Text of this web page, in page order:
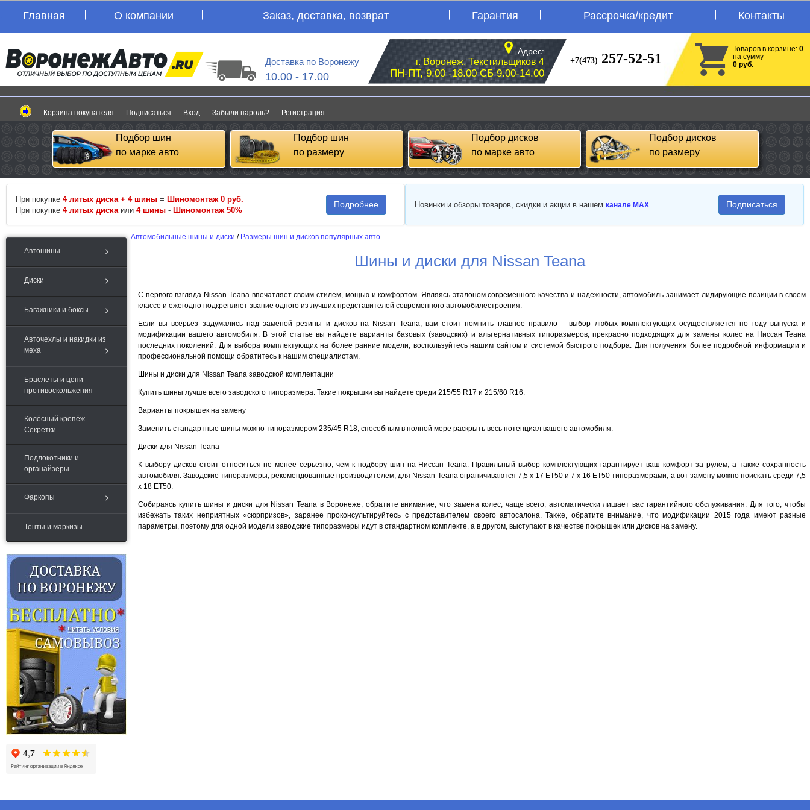
Главная О компании Заказ, доставка, возврат Гарантия Рассрочка/кредит Контакты
Доставка по Воронежу
10.00 - 17.00
Адрес:
г. Воронеж, Текстильщиков 4
ПН-ПТ, 9.00 -18.00 СБ 9.00-14.00
+7(473) 257-52-51
Товаров в корзине: 0
на сумму
0 руб.
Корзина покупателя Подписаться Вход Забыли пароль? Регистрация
Подбор шин
по марке авто
Подбор шин
по размеру
Подбор дисков
по марке авто
Подбор дисков
по размеру
При покупке 4 литых диска + 4 шины = Шиномонтаж 0 руб.
При покупке 4 литых диска или 4 шины - Шиномонтаж 50%
Подробнее Новинки и обзоры товаров, скидки и акции в нашем канале MAX Подписаться
Автошины
Диски
Багажники и боксы
Авточехлы и накидки из
меха
Браслеты и цепи
противоскольжения
Колёсный крепёж.
Секретки
Подлокотники и
органайзеры
Фаркопы
Тенты и маркизы
Автомобильные шины и диски / Размеры шин и дисков популярных авто
Шины и диски для Nissan Teana
С первого взгляда Nissan Teana впечатляет своим стилем, мощью и комфортом. Являясь эталоном современного качества и надежности, автомобиль занимает лидирующие позиции в своем
классе и ежегодно подкрепляет звание одного из лучших представителей современного автомобилестроения.
Если вы всерьез задумались над заменой резины и дисков на Nissan Teana, вам стоит помнить главное правило – выбор любых комплектующих осуществляется по году выпуска и
модификации вашего автомобиля. В этой статье вы найдете варианты базовых (заводских) и альтернативных типоразмеров, прекрасно подходящих для замены колес на Ниссан Теана
последних поколений. Для выбора комплектующих на более ранние модели, воспользуйтесь нашим сайтом и системой быстрого подбора. Для получения более подробной информации и
профессиональной помощи обратитесь к нашим специалистам.
Шины и диски для Nissan Teana заводской комплектации
Купить шины лучше всего заводского типоразмера. Такие покрышки вы найдете среди 215/55 R17 и 215/60 R16.
Варианты покрышек на замену
Заменить стандартные шины можно типоразмером 235/45 R18, способным в полной мере раскрыть весь потенциал вашего автомобиля.
Диски для Nissan Teana
К выбору дисков стоит относиться не менее серьезно, чем к подбору шин на Ниссан Теана. Правильный выбор комплектующих гарантирует ваш комфорт за рулем, а также сохранность
автомобиля. Заводские типоразмеры, рекомендованные производителем, для Nissan Teana ограничиваются 7,5 x 17 ET50 и 7 x 16 ET50 типоразмерами, а вот замену можно поискать среди 7,5
x 18 ET50.
Собираясь купить шины и диски для Nissan Teana в Воронеже, обратите внимание, что замена колес, чаще всего, автоматически лишает вас гарантийного обслуживания. Для того, чтобы
избежать таких неприятных «сюрпризов», заранее проконсультируйтесь с представителем своего автосалона. Также, обратите внимание, что модификации 2015 года имеют разные
параметры, поэтому для одной модели заводские типоразмеры идут в стандартном комплекте, а в другом, выступают в качестве покрышек или дисков на замену.